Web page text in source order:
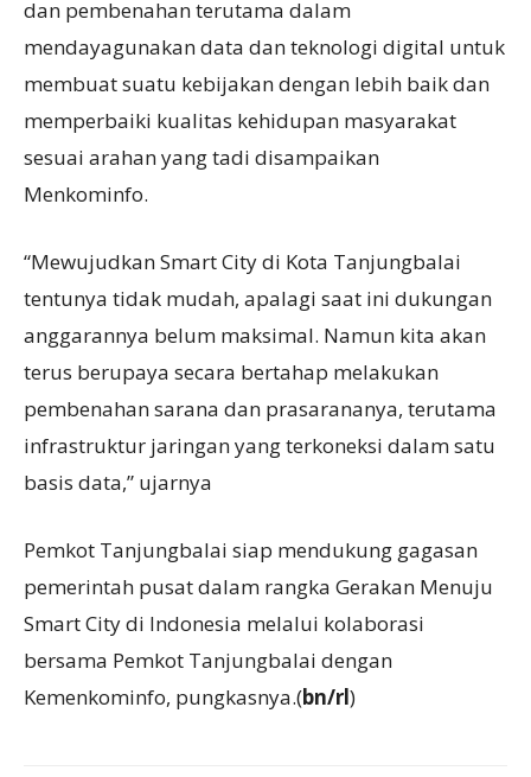
dan pembenahan terutama dalam
mendayagunakan data dan teknologi digital untuk
membuat suatu kebijakan dengan lebih baik dan
memperbaiki kualitas kehidupan masyarakat
sesuai arahan yang tadi disampaikan
Menkominfo.
“Mewujudkan Smart City di Kota Tanjungbalai
tentunya tidak mudah, apalagi saat ini dukungan
anggarannya belum maksimal. Namun kita akan
terus berupaya secara bertahap melakukan
pembenahan sarana dan prasarananya, terutama
infrastruktur jaringan yang terkoneksi dalam satu
basis data,” ujarnya
Pemkot Tanjungbalai siap mendukung gagasan
pemerintah pusat dalam rangka Gerakan Menuju
Smart City di Indonesia melalui kolaborasi
bersama Pemkot Tanjungbalai dengan
Kemenkominfo, pungkasnya.(bn/rl)